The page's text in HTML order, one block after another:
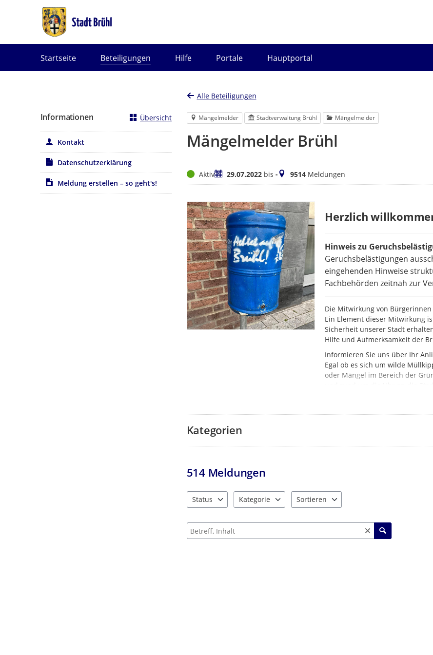
Startseite Beteiligungen Hilfe Portale Hauptportal
Alle Beteiligungen
Mängelmelder Stadtverwaltung Brühl Mängelmelder
Mängelmelder Brühl
StatusAktivZeitraum
29.07.2022bis -Meldungen
9514Meldungen
Herzlich
Hinweis zu
Geruchsbelästigungen
eingehenden Hinweise
Fachbehörden zeitnah zur
Die Mitwirkung von
Ein Element dieser Mitwirkung
Sicherheit unserer Stadt
Hilfe und Aufmerksamkeit der
Informieren Sie uns über Ihr
Egal ob es sich um wilde
oder Mängel im Bereich der
Kategorien
514 Meldungen
Status
Kategorie
Sortieren
Suche nach Meldungen und Kommentaren
Informationen Übersicht
Kontakt
Datenschutzerklärung
Meldung erstellen – so geht's!